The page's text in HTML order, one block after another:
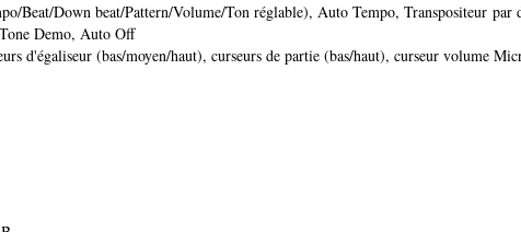
Beat/Down beat/Pattern/Volume/Ton réglable), Auto Tempo, Transpositeur
Demo, Auto Off
d'égaliseur (bas/moyen/haut), curseurs de partie (bas/haut), curseur volume